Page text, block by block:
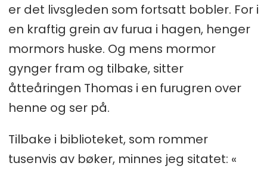
er det livsgleden som fortsatt bobler. For i
en kraftig grein av furua i hagen, henger
mormors huske. Og mens mormor
gynger fram og tilbake, sitter
åtteåringen Thomas i en furugren over
henne og ser på.
Tilbake i biblioteket, som rommer
tusenvis av bøker, minnes jeg sitatet: «